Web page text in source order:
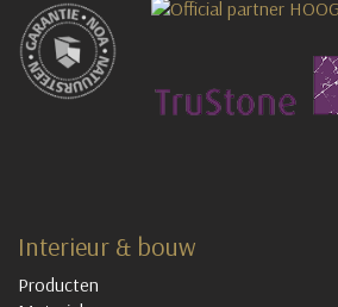
Interieur & bouw
Producten